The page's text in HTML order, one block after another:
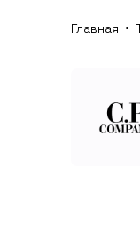
Главная